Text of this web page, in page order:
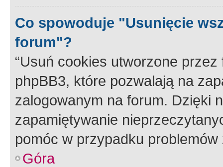
Co spowoduje "Usunięcie
forum"?
“Usuń cookies utworzone
phpBB3, które pozwalają na
zalogowanym na forum. Dzięki
zapamiętywanie
pomóc w przypadku
Góra